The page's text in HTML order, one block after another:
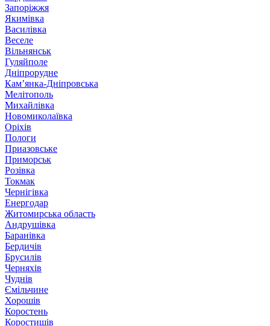
Запоріжжя
Якимівка
Василівка
Веселе
Вільнянськ
Гуляйполе
Дніпрорудне
Кам’янка-Дніпровська
Мелітополь
Михайлівка
Новомиколаївка
Оріхів
Пологи
Приазовське
Приморськ
Розівка
Токмак
Чернігівка
Енергодар
Житомирська область
Андрушівка
Баранівка
Бердичів
Брусилів
Черняхів
Чуднів
Ємільчине
Хорошів
Коростень
Коростишів